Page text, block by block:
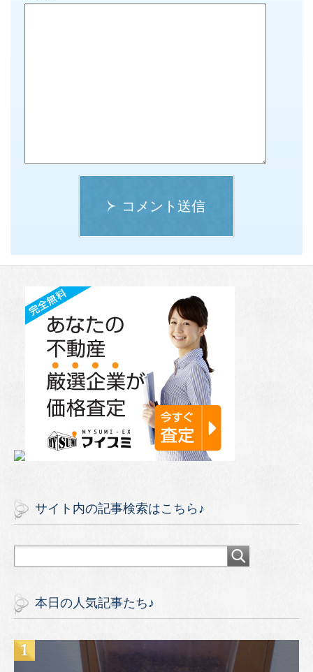
コメント送信
サイト内の記事検索はこちら♪
本日の人気記事たち♪